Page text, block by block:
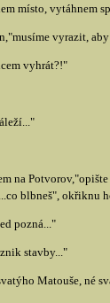
místo, vytáhnem
vyrazit,
vyhrát?!"
na
blbneš", okřiknu
pozná..."
stavby..."
Matouše, né